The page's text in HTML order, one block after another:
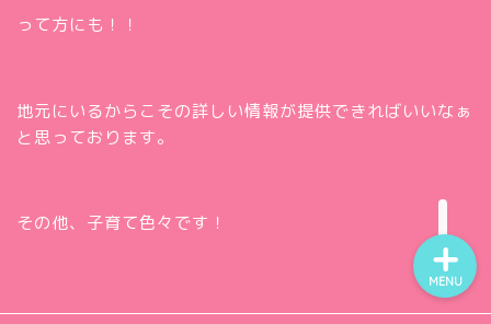
って方にも！！
地元にいるからこその詳しい情報が提供できればいいなぁ
と思っております。
その他、子育て色々です！
MENU
い合